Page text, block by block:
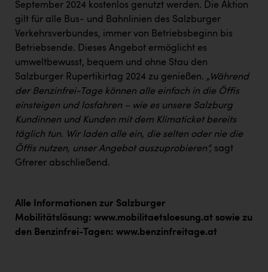
September 2024 kostenlos genutzt werden. Die Aktion
gilt für alle Bus- und Bahnlinien des Salzburger
Verkehrsverbundes, immer von Betriebsbeginn bis
Betriebsende. Dieses Angebot ermöglicht es
umweltbewusst, bequem und ohne Stau den
Salzburger Rupertikirtag 2024 zu genießen. „Während
der Benzinfrei-Tage können alle einfach in die Öffis
einsteigen und losfahren – wie es unsere Salzburg
Kundinnen und Kunden mit dem Klimaticket bereits
täglich tun. Wir laden alle ein, die selten oder nie die
Öffis nutzen, unser Angebot auszuprobieren“, sagt
Gfrerer abschließend.
Alle Informationen zur Salzburger
Mobilitätslösung: www.mobilitaetsloesung.at sowie zu
den Benzinfrei-Tagen: www.benzinfreitage.at